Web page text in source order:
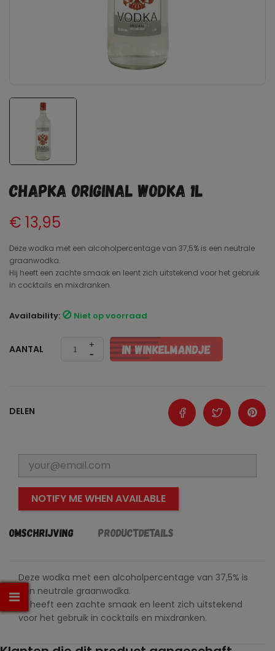
Chapka original Wodka 1L
€ 13,95
Deze wodka met een alcoholpercentage van 37,5% is een neutrale
graanwodka.
Hij heeft een zachte smaak en leent zich uitstekend voor het gebruik
in cocktails en mixdranken.
Availability:  Niet op voorraad
AANTAL IN WINKELMANDJE
DELEN
NOTIFY ME WHEN AVAILABLE
Omschrijving Productdetails
Deze wodka met een alcoholpercentage van 37,5% is
een neutrale graanwodka.
Hij heeft een zachte smaak en leent zich uitstekend
voor het gebruik in cocktails en mixdranken.